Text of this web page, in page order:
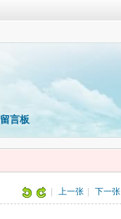
留言板
上一张 下一张